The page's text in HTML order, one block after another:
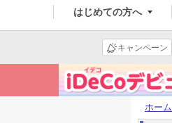
はじめての方へ
キャンペーン
ホーム